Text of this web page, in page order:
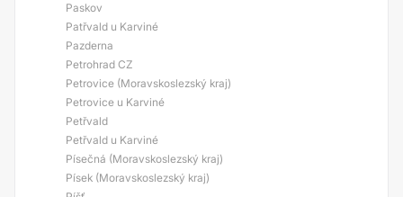
Paskov
Patřvald u Karviné
Pazderna
Petrohrad CZ
Petrovice (Moravskoslezský kraj)
Petrovice u Karviné
Petřvald
Petřvald u Karviné
Písečná (Moravskoslezský kraj)
Písek (Moravskoslezský kraj)